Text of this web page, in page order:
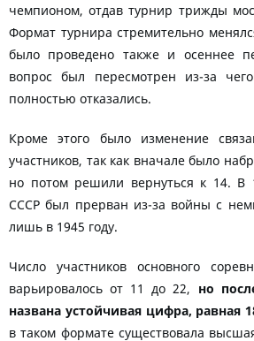
чемпионом, отдав турнир трижды
Формат турнира стремительно
было проведено также и осеннее
вопрос был пересмотрен из-за
полностью отказались.
Кроме этого было изменение
участников, так как вначале было
но потом решили вернуться к 14. В
СССР был прерван из-за войны с
лишь в 1945 году.
Число участников основного
варьировалось от 11 до 22, но
названа устойчивая цифра, равная
в таком формате существовала